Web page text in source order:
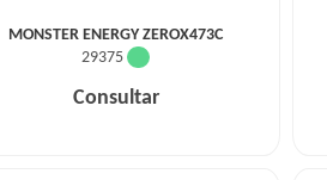
MONSTER ENERGY ZEROX473C
29375
Consultar